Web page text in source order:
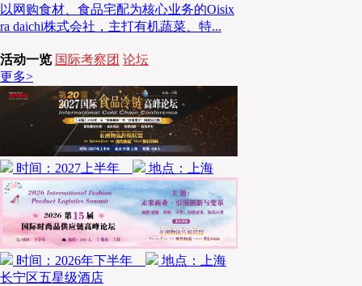
以网购食材、食品宅配为核心业务的Oisix
ra daichi株式会社，主打有机蔬菜、特...
活动一览 国际考察团 论坛
更多>
时间：2027上半年 地点：上海
时间：2026年下半年
地点：上海
长宁区五星级酒店